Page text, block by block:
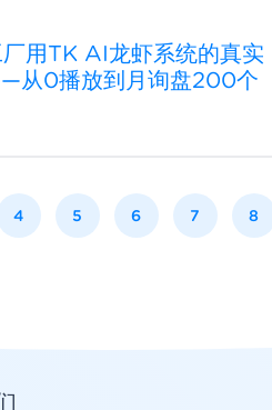
用TK AI龙虾系统的真实
从0播放到月询盘200个
4 5 6 7 8